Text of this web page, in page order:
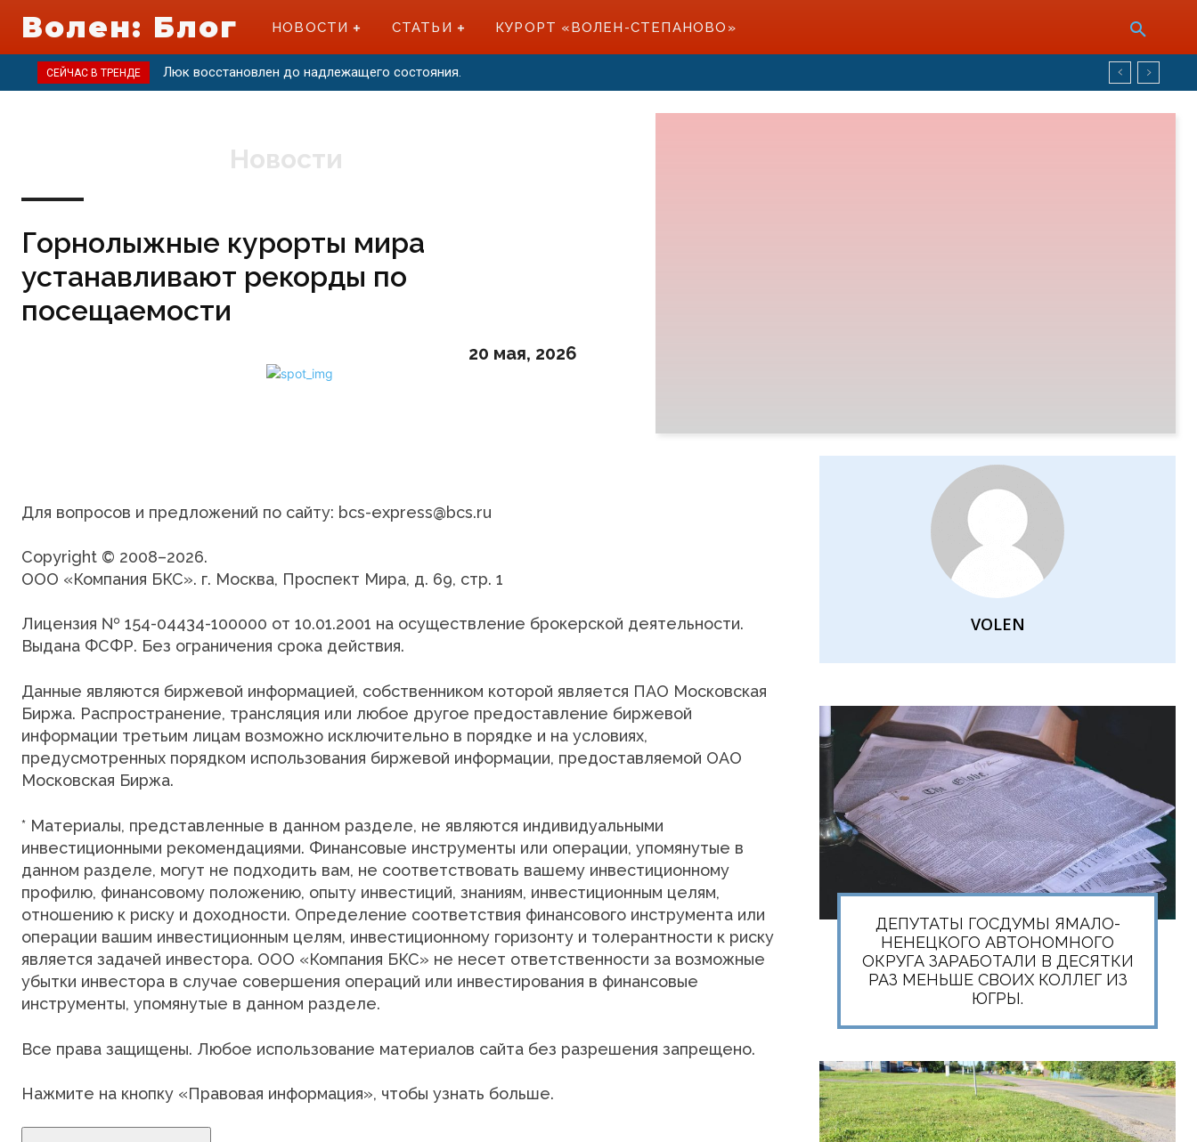
Волен: Блог НОВОСТИ СТАТЬИ КУРОРТ «ВОЛЕН-СТЕПАНОВО»
СЕЙЧАС В ТРЕНДЕ Люк восстановлен до надлежащего состояния.
«Тур де Ски» 2020: расписание, местоположение и трансляция событий
Новости
Горнолыжные курорты мира
устанавливают рекорды по
посещаемости
20 мая, 2026
Для вопросов и предложений по сайту: bcs-express@bcs.ru
Copyright © 2008–2026.
ООО «Компания БКС». г. Москва, Проспект Мира, д. 69, стр. 1
Лицензия № 154-04434-100000 от 10.01.2001 на осуществление брокерской деятельности.
Выдана ФСФР. Без ограничения срока действия.
Данные являются биржевой информацией, собственником которой является ПАО Московская
Биржа. Распространение, трансляция или любое другое предоставление биржевой
информации третьим лицам возможно исключительно в порядке и на условиях,
предусмотренных порядком использования биржевой информации, предоставляемой ОАО
Московская Биржа.
* Материалы, представленные в данном разделе, не являются индивидуальными
инвестиционными рекомендациями. Финансовые инструменты или операции, упомянутые в
данном разделе, могут не подходить вам, не соответствовать вашему инвестиционному
профилю, финансовому положению, опыту инвестиций, знаниям, инвестиционным целям,
отношению к риску и доходности. Определение соответствия финансового инструмента или
операции вашим инвестиционным целям, инвестиционному горизонту и толерантности к риску
является задачей инвестора. ООО «Компания БКС» не несет ответственности за возможные
убытки инвестора в случае совершения операций или инвестирования в финансовые
инструменты, упомянутые в данном разделе.
Все права защищены. Любое использование материалов сайта без разрешения запрещено.
Нажмите на кнопку «Правовая информация», чтобы узнать больше.
VOLEN
ДЕПУТАТЫ ГОСДУМЫ ЯМАЛО-
НЕНЕЦКОГО АВТОНОМНОГО
ОКРУГА ЗАРАБОТАЛИ В ДЕСЯТКИ
РАЗ МЕНЬШЕ СВОИХ КОЛЛЕГ ИЗ
ЮГРЫ.